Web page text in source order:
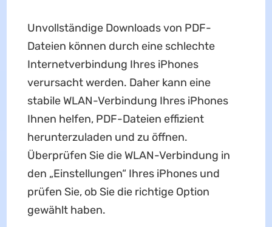
Unvollständige Downloads von PDF-
Dateien können durch eine schlechte
Internetverbindung Ihres iPhones
verursacht werden. Daher kann eine
stabile WLAN-Verbindung Ihres iPhones
Ihnen helfen, PDF-Dateien effizient
herunterzuladen und zu öffnen.
Überprüfen Sie die WLAN-Verbindung in
den „Einstellungen“ Ihres iPhones und
prüfen Sie, ob Sie die richtige Option
gewählt haben.